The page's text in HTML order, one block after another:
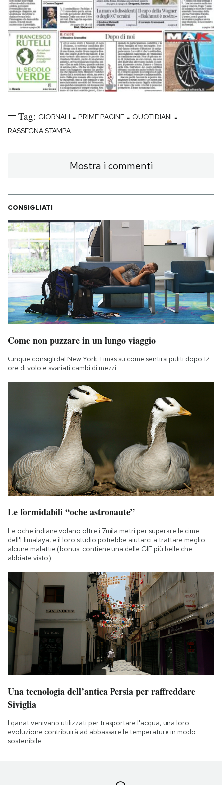
Tag: GIORNALI - PRIME PAGINE - QUOTIDIANI -
RASSEGNA STAMPA
Mostra i commenti
CONSIGLIATI
Come non puzzare in un lungo viaggio
Cinque consigli dal New York Times su come sentirsi puliti dopo 12
ore di volo e svariati cambi di mezzi
Le formidabili “oche astronaute”
Le oche indiane volano oltre i 7mila metri per superare le cime
dell'Himalaya, e il loro studio potrebbe aiutarci a trattare meglio
alcune malattie (bonus: contiene una delle GIF più belle che
abbiate visto)
Una tecnologia dell’antica Persia per raffreddare
Siviglia
I qanat venivano utilizzati per trasportare l'acqua, una loro
evoluzione contribuirà ad abbassare le temperature in modo
sostenibile